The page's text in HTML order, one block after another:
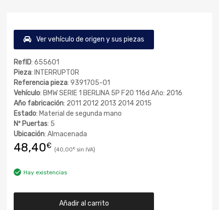
Ver vehículo de origen y sus piezas
RefID: 655601
Pieza: INTERRUPTOR
Referencia pieza: 9391705-01
Vehículo: BMW SERIE 1 BERLINA 5P F20 116d Año: 2016
Año fabricación: 2011 2012 2013 2014 2015
Estado: Material de segunda mano
Nº Puertas: 5
Ubicación: Almacenada
48,40€ 40,00€
Hay existencias
Añadir al carrito